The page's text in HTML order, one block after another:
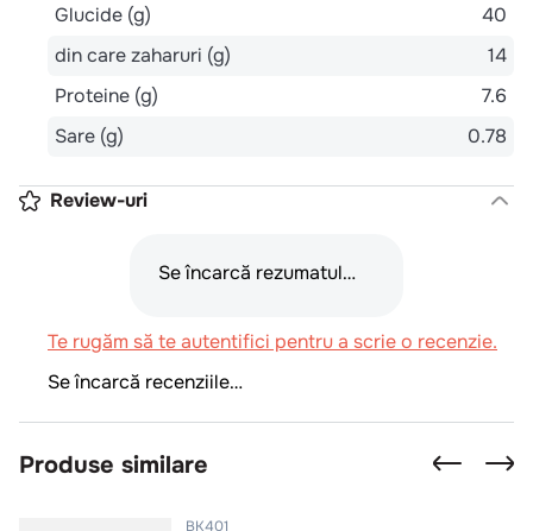
Glucide (g)
40
din care zaharuri (g)
14
Proteine (g)
7.6
Sare (g)
0.78
Review-uri
Se încarcă rezumatul…
Te rugăm să te autentifici pentru a scrie o recenzie.
Se încarcă recenziile…
Produse similare
BK401